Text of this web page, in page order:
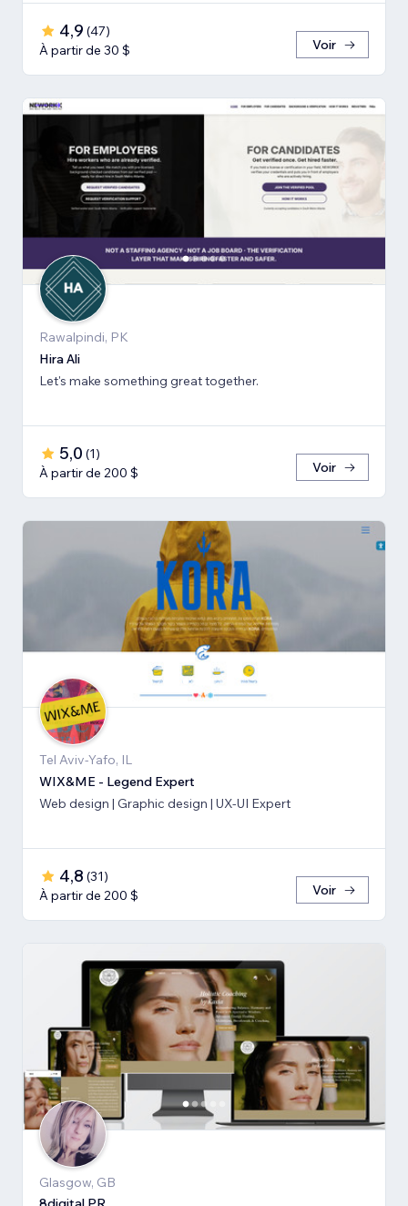
4,9 (47)
À partir de 30 $
Voir
Rawalpindi, PK
Hira Ali
Let's make something great together.
5,0 (1)
À partir de 200 $
Voir
Tel Aviv-Yafo, IL
WIX&ME - Legend Expert
Web design | Graphic design | UX-UI Expert
4,8 (31)
À partir de 200 $
Voir
Glasgow, GB